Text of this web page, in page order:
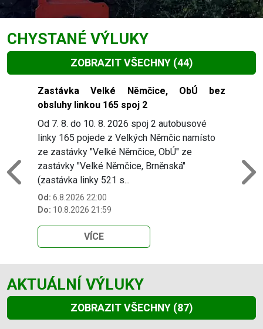
CHYSTANÉ VÝLUKY
ZOBRAZIT VŠECHNY (44)
Slide 1 of 44
Zastávka Velké Němčice, ObÚ bez
obsluhy linkou 165 spoj 2
Od 7. 8. do 10. 8. 2026 spoj 2 autobusové
linky 165 pojede z Velkých Němčic namísto
ze zastávky "Velké Němčice, ObÚ" ze
zastávky "Velké Němčice, Brněnská"
(zastávka linky 521 s...
Od: 6.8.2026 22:00
Do: 10.8.2026 21:59
VÍCE
Previous
AKTUÁLNÍ VÝLUKY
ZOBRAZIT VŠECHNY (87)